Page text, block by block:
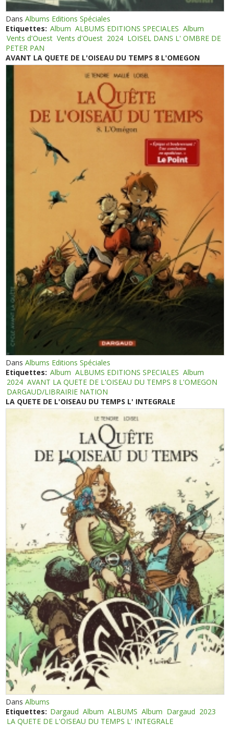
DansAlbums Editions Spéciales
Etiquettes: Album ALBUMS EDITIONS SPECIALES Album
Vents d'Ouest Vents d'Ouest 2024 LOISEL DANS L' OMBRE DE
PETER PAN
AVANT LA QUETE DE L'OISEAU DU TEMPS 8 L'OMEGON
DansAlbums Editions Spéciales
Etiquettes: Album ALBUMS EDITIONS SPECIALES Album
2024 AVANT LA QUETE DE L'OISEAU DU TEMPS 8 L'OMEGON
DARGAUD/LIBRAIRIE NATION
LA QUETE DE L'OISEAU DU TEMPS L' INTEGRALE
DansAlbums
Etiquettes: Dargaud Album ALBUMS Album Dargaud 2023
LA QUETE DE L'OISEAU DU TEMPS L' INTEGRALE